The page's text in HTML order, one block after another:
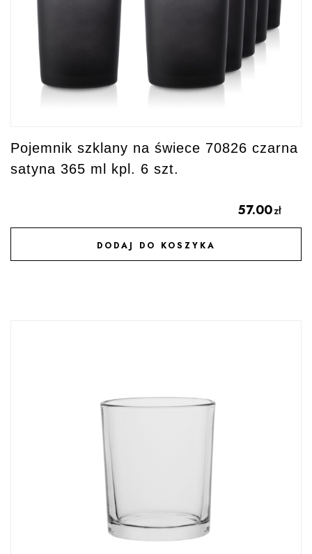
Pojemnik szklany na świece 70826 czarna
satyna 365 ml kpl. 6 szt.
57.00zł
DODAJ DO KOSZYKA
DODAJ DO ULUBIONYCH